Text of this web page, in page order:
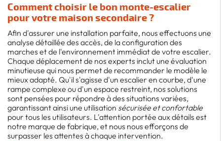
Comment choisir le bon monte-escalier
pour votre maison secondaire ?
Afin d'assurer une installation parfaite, nous effectuons une
analyse détaillée des accès, de la configuration des
marches et de l'environnement immédiat de votre escalier.
Chaque déplacement de nos experts inclut une évaluation
minutieuse qui nous permet de recommander le modèle le
mieux adapté. Qu'il s'agisse d'un escalier en courbe, d'une
rampe complexe ou d'un espace restreint, nos solutions
sont pensées pour répondre à des situations variées,
garantissant ainsi une utilisation sécurisée et confortable
pour tous les utilisateurs. L'attention portée aux détails est
notre marque de fabrique, et nous nous efforçons de
surpasser les attentes à chaque intervention.